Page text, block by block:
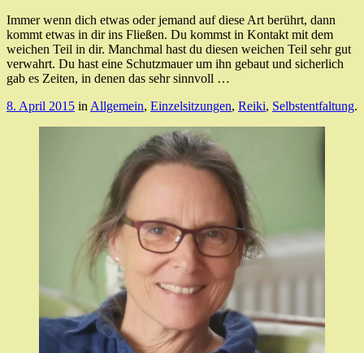
Immer wenn dich etwas oder jemand auf diese Art berührt, dann
kommt etwas in dir ins Fließen. Du kommst in Kontakt mit dem
weichen Teil in dir. Manchmal hast du diesen weichen Teil sehr gut
verwahrt. Du hast eine Schutzmauer um ihn gebaut und sicherlich
gab es Zeiten, in denen das sehr sinnvoll …
8. April 2015 in Allgemein, Einzelsitzungen, Reiki, Selbstentfaltung.